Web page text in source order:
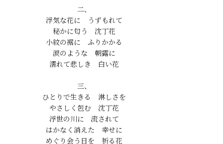
二、
浮気な花に　うずもれて
秘かに匂う　沈丁花
小紋の裾に　ふりかかる
涙のような　朝露に
三、
ひとりで生きる　淋しさを
やさしく包む　沈丁花
浮世の川に　流されて
はかなく消えた　幸せに